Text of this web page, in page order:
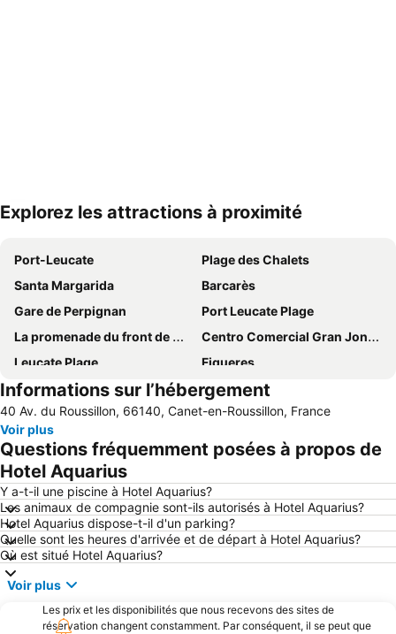
Explorez les attractions à proximité
Port-Leucate
Plage des Chalets
Santa Margarida
Barcarès
Gare de Perpignan
Port Leucate Plage
La promenade du front de mer
Centro Comercial Gran Jonquera
Leucate Plage
Figueres
La Franqui
La plage
Baie de Cadaques
Réserve Africaine de Sigean
Aqua Brava
d'Argelès-sur-mer
Port de Saint-Cyprien
Citadelle de Roses
Port de Collioure
De la Gare
Plage du Lydia
Le Port de Canet Plage
Aéroport de Perpignan - Rivesaltes
Plage Centrale
Porte d'Espagne
Le Port de Port Barcarès
de Banyuls
Plage du Roussillon
Informations sur l’hébergement
40 Av. du Roussillon, 66140, Canet-en-Roussillon, France
Voir plus
Questions fréquemment posées à propos de
Hotel Aquarius
Y a-t-il une piscine à Hotel Aquarius?
Les animaux de compagnie sont-ils autorisés à Hotel Aquarius?
Hotel Aquarius dispose-t-il d'un parking?
Quelle sont les heures d'arrivée et de départ à Hotel Aquarius?
Où est situé Hotel Aquarius?
Voir plus
Les prix et les disponibilités que nous recevons des sites de
réservation changent constamment. Par conséquent, il se peut que